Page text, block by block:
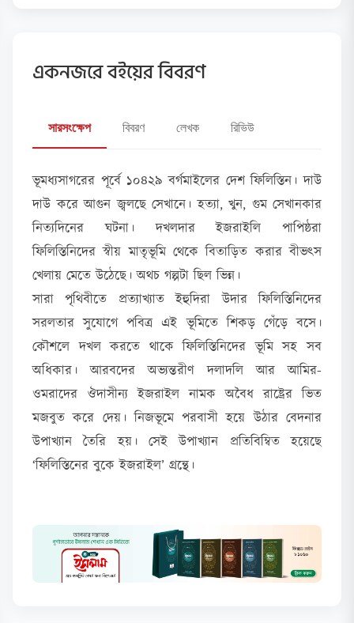
একনজরে বইয়ের বিবরণ
সারসংক্ষেপ বিবরণ লেখক রিভিউ
ভূমধ্যসাগরের পূর্বে ১০৪২৯ বর্গমাইলের দেশ ফিলিস্তিন। দাউ
দাউ করে আগুন জ্বলছে সেখানে। হত্যা, খুন, গুম সেখানকার
নিত্যদিনের ঘটনা। দখলদার ইজরাইলি পাপিষ্ঠরা
ফিলিস্তিনিদের স্বীয় মাতৃভূমি থেকে বিতাড়িত করার বীভৎস
খেলায় মেতে উঠেছে। অথচ গল্পটা ছিল ভিন্ন।
সারা পৃথিবীতে প্রত্যাখ্যাত ইহুদিরা উদার ফিলিস্তিনিদের
সরলতার সুযোগে পবিত্র এই ভূমিতে শিকড় গেঁড়ে বসে।
কৌশলে দখল করতে থাকে ফিলিস্তিনিদের ভূমি সহ সব
অধিকার। আরবদের অভ্যন্তরীণ দলাদলি আর আমির-
ওমরাদের ঔদাসীন্য ইজরাইল নামক অবৈধ রাষ্ট্রের ভিত
মজবুত করে দেয়। নিজভূমে পরবাসী হয়ে উঠার বেদনার
উপাখ্যান তৈরি হয়। সেই উপাখ্যান প্রতিবিম্বিত হয়েছে
‘ফিলিস্তিনের বুকে ইজরাইল’ গ্রন্থে।